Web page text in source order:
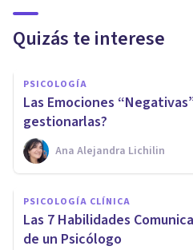
Quizás te interese
PSICOLOGÍA
Las Emociones
gestionarlas?
Ana Alejandra Lichilin
PSICOLOGÍA CLÍNICA
Las 7 Habilidades
de un Psicólogo